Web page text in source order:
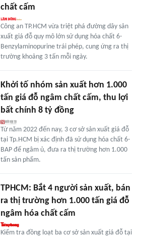
chất cấm
Công an TP.HCM vừa triệt phá đường dây sản
xuất giá đỗ quy mô lớn sử dụng hóa chất 6-
Benzylaminopurine trái phép, cung ứng ra thị
trường khoảng 3 tấn mỗi ngày.
Khởi tố nhóm sản xuất hơn 1.000
tấn giá đỗ ngâm chất cấm, thu lợi
bất chính 8 tỷ đồng
Từ năm 2022 đến nay, 3 cơ sở sản xuất giá đỗ
tại Tp.HCM bị xác định đã sử dụng hóa chất 6-
BAP để ngâm ủ, đưa ra thị trường hơn 1.000
tấn sản phẩm.
TPHCM: Bắt 4 người sản xuất, bán
ra thị trường hơn 1.000 tấn giá đỗ
ngâm hóa chất cấm
Kiểm tra đồng loạt ba cơ sở sản xuất giá đỗ tại